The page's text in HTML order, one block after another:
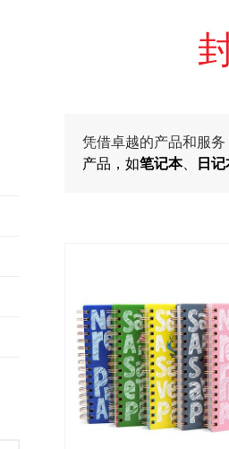
凭借卓越的产品和服务
产品，如笔记本、 日记